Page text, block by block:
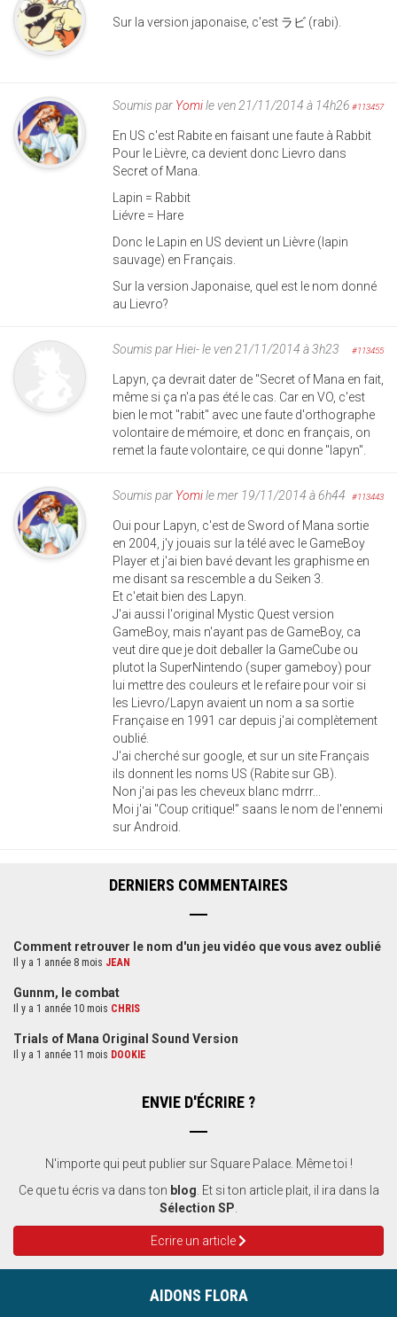
Sur la version japonaise, c'est ラビ (rabi).
Soumis par Yomile ven 21/11/2014 à 14h26 #113457
En US c'est Rabite en faisant une faute à Rabbit
Pour le Lièvre, ca devient donc Lievro dans
Secret of Mana.
Lapin = Rabbit
Liévre = Hare
Donc le Lapin en US devient un Lièvre (lapin
sauvage) en Français.
Sur la version Japonaise, quel est le nom donné
au Lievro?
Soumis parHiei-le ven 21/11/2014 à 3h23 #113455
Lapyn, ça devrait dater de "Secret of Mana en fait,
même si ça n'a pas été le cas. Car en VO, c'est
bien le mot "rabit" avec une faute d'orthographe
volontaire de mémoire, et donc en français, on
remet la faute volontaire, ce qui donne "lapyn".
Soumis par Yomile mer 19/11/2014 à 6h44 #113443
Oui pour Lapyn, c'est de Sword of Mana sortie
en 2004, j'y jouais sur la télé avec le GameBoy
Player et j'ai bien bavé devant les graphisme en
me disant sa rescemble a du Seiken 3.
Et c'etait bien des Lapyn.
J'ai aussi l'original Mystic Quest version
GameBoy, mais n'ayant pas de GameBoy, ca
veut dire que je doit deballer la GameCube ou
plutot la SuperNintendo (super gameboy) pour
lui mettre des couleurs et le refaire pour voir si
les Lievro/Lapyn avaient un nom a sa sortie
Française en 1991 car depuis j'ai complètement
oublié.
J'ai cherché sur google, et sur un site Français
ils donnent les noms US (Rabite sur GB).
Non j'ai pas les cheveux blanc mdrrr...
Moi j'ai "Coup critique!" saans le nom de l'ennemi
sur Android.
DERNIERS COMMENTAIRES
Comment retrouver le nom d'un jeu vidéo que vous avez oublié
Il y a 1 année 8 mois JEAN
Gunnm, le combat
Il y a 1 année 10 mois CHRIS
Trials of Mana Original Sound Version
Il y a 1 année 11 mois DOOKIE
ENVIE D'ÉCRIRE ?
N'importe qui peut publier sur Square Palace. Même toi !
Ce que tu écris va dans ton blog . Et si ton article plait, il ira dans la
Sélection SP
Ecrire un article
AIDONS FLORA